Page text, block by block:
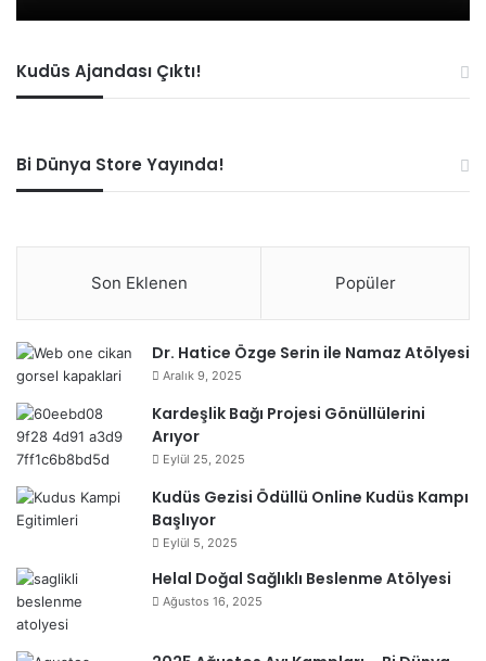
Kudüs Ajandası Çıktı!
Bi Dünya Store Yayında!
Son Eklenen Popüler
Dr. Hatice Özge Serin ile Namaz Atölyesi
Aralık 9, 2025
Kardeşlik Bağı Projesi Gönüllülerini
Arıyor
Eylül 25, 2025
Kudüs Gezisi Ödüllü Online Kudüs Kampı
Başlıyor
Eylül 5, 2025
Helal Doğal Sağlıklı Beslenme Atölyesi
Ağustos 16, 2025